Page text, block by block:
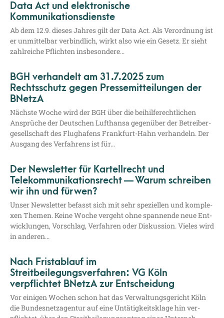
Data Act und elektronische
Kommunikationsdienste
Ab dem 12.9. die­ses Jah­res gilt der Data Act. Als Ver­ord­nung ist
er unmit­tel­bar ver­bind­lich, wirkt also wie ein Gesetz. Er sieht
zahl­rei­che Pflich­ten insbesondere…
BGH verhandelt am 31.7.2025 zum
Rechtsschutz gegen Pressemitteilungen der
BNetzA
Nächs­te Woche wird der BGH über die bei­hil­fe­recht­li­chen
Ansprü­che der Deut­schen Luft­han­sa gegen­über der Betrei­ber­
ge­sell­schaft des Flug­ha­fens Fran­k­­furt-Hahn ver­han­deln. Der
Aus­gang des Ver­fah­rens ist für…
Der Newsletter für Kartellrecht und
Telekommunikationsrecht — Warum schreiben
wir ihn und für wen?
Unser News­let­ter befasst sich mit sehr spe­zi­el­len und kom­ple­
xen The­men. Kei­ne Woche ver­geht ohne span­nen­de neue Ent­
wick­lun­gen, Vor­schlag, Ver­fah­ren oder Dis­kus­si­on. Vie­les wird
in anderen…
Nach Fristablauf im
Streitbeilegungsverfahren: VG Köln
verpflichtet BNetzA zur Entscheidung
Vor eini­gen Wochen schon hat das Ver­wal­tungs­ge­richt Köln
die Bun­des­netz­agen­tur auf eine Untä­tig­keits­kla­ge hin ver­